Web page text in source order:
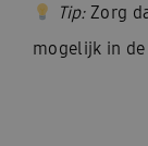
Tip:Zorg
mogelijk in de